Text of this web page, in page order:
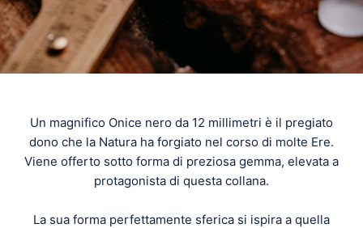
Un magnifico Onice nero da 12 millimetri è il pregiato
dono che la Natura ha forgiato nel corso di molte Ere.
Viene offerto sotto forma di preziosa gemma, elevata a
protagonista di questa collana.
La sua forma perfettamente sferica si ispira a quella